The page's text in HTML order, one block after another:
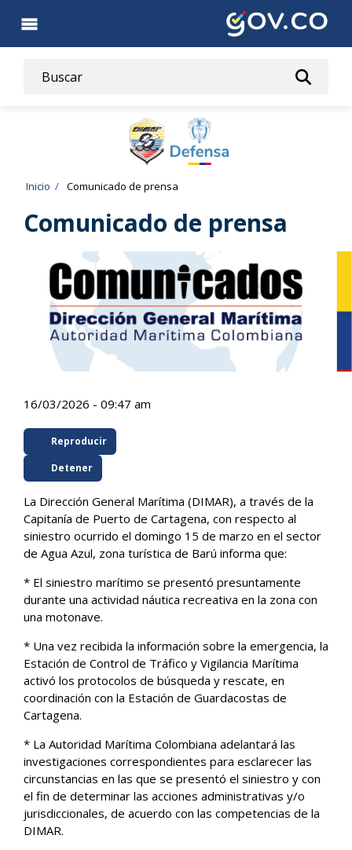
contenido
Ruta
de
navegación
Inicio Comunicado de prensa
Comunicado de prensa
16/03/2026 - 09:47 am
Reproducir
Detener
La Dirección General Marítima (DIMAR), a través de la
Capitanía de Puerto de Cartagena, con respecto al
siniestro ocurrido el domingo 15 de marzo en el sector
de Agua Azul, zona turística de Barú informa que:
* El siniestro marítimo se presentó presuntamente
durante una actividad náutica recreativa en la zona con
una motonave.
* Una vez recibida la información sobre la emergencia, la
Estación de Control de Tráfico y Vigilancia Marítima
activó los protocolos de búsqueda y rescate, en
coordinación con la Estación de Guardacostas de
Cartagena.
* La Autoridad Marítima Colombiana adelantará las
investigaciones correspondientes para esclarecer las
circunstancias en las que se presentó el siniestro y con
el fin de determinar las acciones administrativas y/o
jurisdiccionales, de acuerdo con las competencias de la
DIMAR.